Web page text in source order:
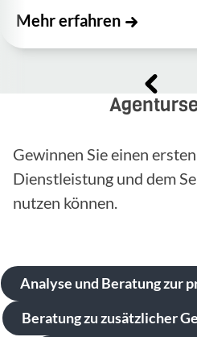
Mehr erfahren
Gewinnen Sie einen
Dienstleistung und dem
nutzen können.
Analyse und Beratung zur
Beratung zu zusätzlicher